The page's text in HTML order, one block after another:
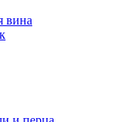
вина